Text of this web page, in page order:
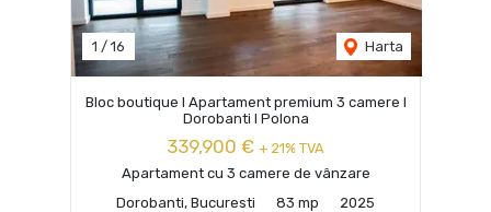
1 / 16 Harta
Bloc boutique I Apartament premium 3 camere I
Dorobanti I Polona
339,900 € + 21% TVA
Apartament cu 3 camere de vânzare
Dorobanti, Bucuresti
83 mp 2025